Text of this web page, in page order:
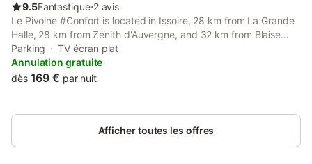
9.5Fantastique⋅2 avis
Le Pivoine #Confort is located in Issoire, 28 km from La Grande
Halle, 28 km from Zénith d'Auvergne, and 32 km from Blaise
Pascal University.
Parking
TV écran plat
Annulation gratuite
dès 169 € par nuit
Afficher toutes les offres